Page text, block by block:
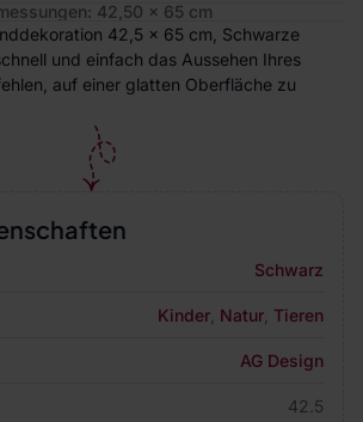
42,50 x 65 cm
42,5 x 65 cm, Schwarze
und einfach das Aussehen Ihres
auf einer glatten Oberfläche zu
Schwarz
Kinder Natur Tieren
AG Design
42.5